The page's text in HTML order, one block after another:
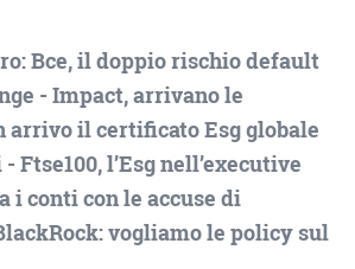
Bce, il doppio rischio default
- Impact, arrivano le
arrivo il certificato Esg globale
Ftse100, l’Esg nell’executive
i conti con le accuse di
vogliamo le policy sul